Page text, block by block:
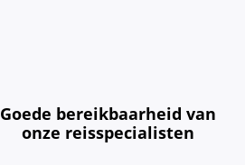
Goede bereikbaarheid van
onze reisspecialisten